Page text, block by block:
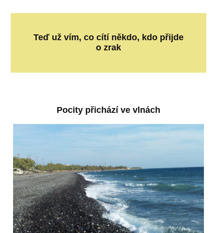
Teď už vím, co cítí někdo, kdo přijde
o zrak
Pocity přichází ve vlnách